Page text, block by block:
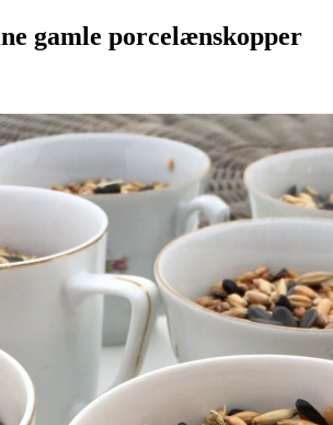
gamle porcelænskopper